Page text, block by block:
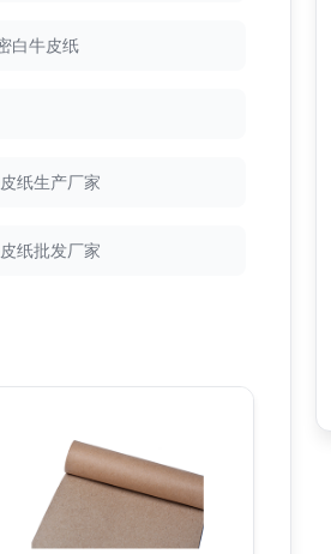
白牛皮纸
纸生产厂家
纸批发厂家